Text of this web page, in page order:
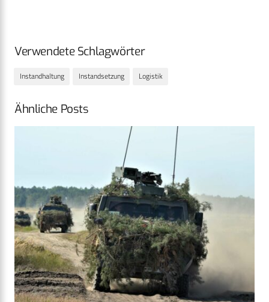
Verwendete Schlagwörter
Instandhaltung Instandsetzung Logistik
Ähnliche Posts